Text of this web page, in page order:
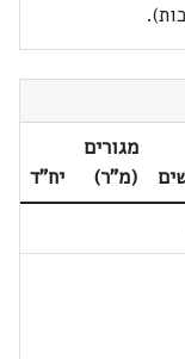
מגורים
(מ"ר)
יח"ד